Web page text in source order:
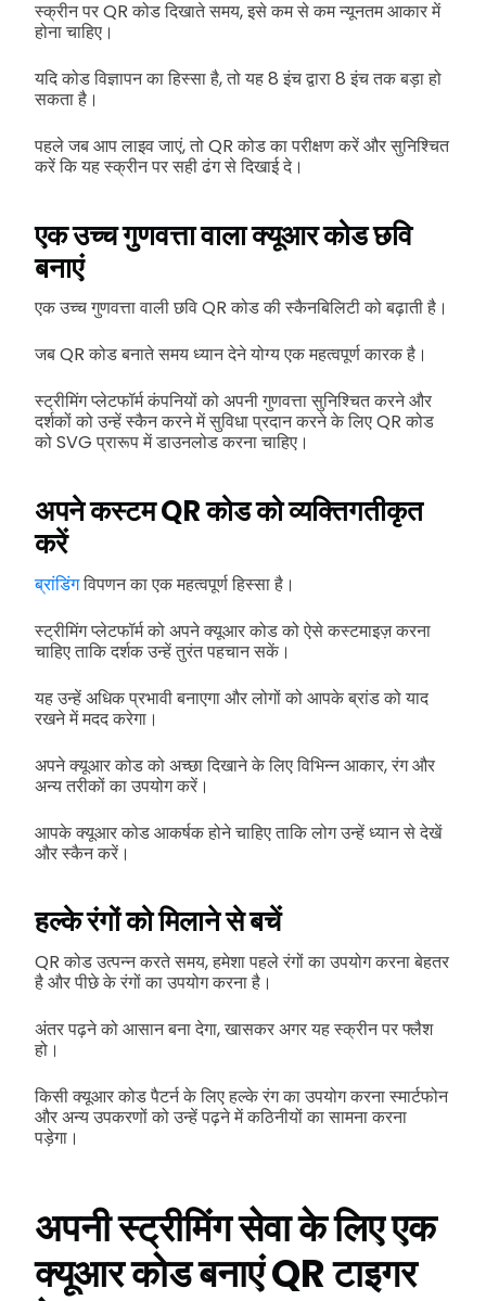
स्क्रीन पर QR कोड दिखाते समय, इसे कम से कम न्यूनतम आकार में
होना चाहिए।
यदि कोड विज्ञापन का हिस्सा है, तो यह 8 इंच द्वारा 8 इंच तक बड़ा हो
सकता है।
पहले जब आप लाइव जाएं, तो QR कोड का परीक्षण करें और सुनिश्चित
करें कि यह स्क्रीन पर सही ढंग से दिखाई दे।
एक उच्च गुणवत्ता वाला क्यूआर कोड छवि
बनाएं
एक उच्च गुणवत्ता वाली छवि QR कोड की स्कैनबिलिटी को बढ़ाती है।
जब QR कोड बनाते समय ध्यान देने योग्य एक महत्वपूर्ण कारक है।
स्ट्रीमिंग प्लेटफॉर्म कंपनियों को अपनी गुणवत्ता सुनिश्चित करने और
दर्शकों को उन्हें स्कैन करने में सुविधा प्रदान करने के लिए QR कोड
को SVG प्रारूप में डाउनलोड करना चाहिए।
अपने कस्टम QR कोड को व्यक्तिगतीकृत
करें
ब्रांडिंगविपणन का एक महत्वपूर्ण हिस्सा है।
स्ट्रीमिंग प्लेटफॉर्म को अपने क्यूआर कोड को ऐसे कस्टमाइज़ करना
चाहिए ताकि दर्शक उन्हें तुरंत पहचान सकें।
यह उन्हें अधिक प्रभावी बनाएगा और लोगों को आपके ब्रांड को याद
रखने में मदद करेगा।
अपने क्यूआर कोड को अच्छा दिखाने के लिए विभिन्न आकार, रंग और
अन्य तरीकों का उपयोग करें।
आपके क्यूआर कोड आकर्षक होने चाहिए ताकि लोग उन्हें ध्यान से देखें
और स्कैन करें।
हल्के रंगों को मिलाने से बचें
QR कोड उत्पन्न करते समय, हमेशा पहले रंगों का उपयोग करना बेहतर
है और पीछे के रंगों का उपयोग करना है।
अंतर पढ़ने को आसान बना देगा, खासकर अगर यह स्क्रीन पर फ्लैश
हो।
किसी क्यूआर कोड पैटर्न के लिए हल्के रंग का उपयोग करना स्मार्टफोन
और अन्य उपकरणों को उन्हें पढ़ने में कठिनीयों का सामना करना
पड़ेगा।
अपनी स्ट्रीमिंग सेवा के लिए एक
क्यूआर कोड बनाएं QR टाइगर